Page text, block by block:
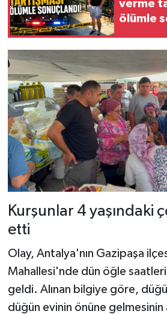
verme
ölümle
Kurşunlar 4 yaşındaki
etti
Olay, Antalya'nın Gazipaşa
Mahallesi'nde dün öğle
geldi. Alınan bilgiye göre,
düğün evinin önüne gelmesinin